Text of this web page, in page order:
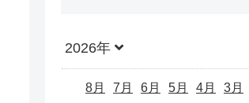
2026年
8月 7月 6月 5月 4月 3月